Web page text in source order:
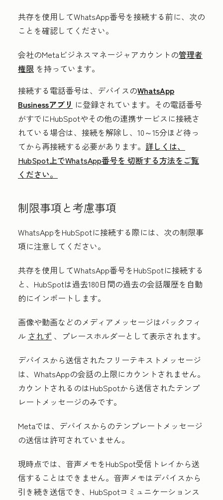
共存を使用してWhatsApp番号を接続する前に、次の
ことを確認してください。
会社のMetaビジネスマネージャアカウントの管理者
権限 を持っています。
接続する電話番号は、デバイスのWhatsApp
Businessアプリ に登録されています。 その電話番号
がすでにHubSpotやその他の連携サービスに接続さ
れている場合は、 接続を解除し、10～15分ほど待っ
てから再接続する必要があります。 詳しくは、
HubSpot上でWhatsApp番号を 切断する方法をご覧
ください。
制限事項と考慮事項
WhatsAppをHubSpotに接続する際には、次の制限事
項に注意してください。
共存を使用してWhatsApp番号をHubSpotに接続する
と、HubSpotは過去180日間の過去の会話履歴を自動
的にインポートします。
画像や動画などのメディアメッセージはバックフィ
ル されず 、プレースホルダーとして表示されます。
デバイスから送信されたフリーテキストメッセージ
は、WhatsAppの会話の上限にカウントされません。
カウントされるのはHubSpotから送信されたテンプ
レートメッセージのみです。
Metaでは、デバイスからのテンプレートメッセージ
の送信は許可されていません。
現時点では、音声メモをHubSpot受信トレイから送
信することはできません。音声メモはデバイスから
引き続き送信でき、HubSpotコミュニケーションス